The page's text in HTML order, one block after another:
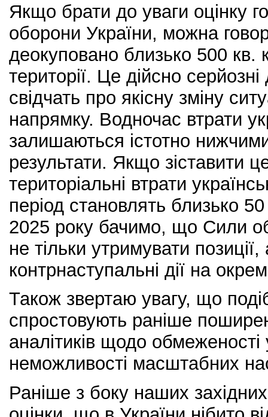
Якщо брати до уваги оцінку
оборони України, можна
деокуповано близько 500 кв.
території. Це дійсно
свідчать про якісну зміну
напрямку. Водночас втрати
залишаються істотно
результати. Якщо зіставити
територіальні втрати
період становлять близько
2025 року бачимо, що Сили
не тільки утримувати
контрнаступальні дії на
Також звертаю увагу, що
спростовують раніше
аналітиків щодо обмеженості
неможливості масштабних
Раніше з боку наших